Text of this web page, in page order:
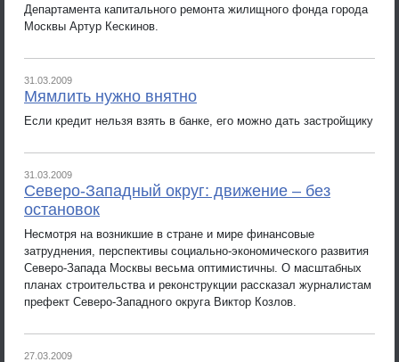
Департамента капитального ремонта жилищного фонда города
Москвы Артур Кескинов.
31.03.2009
Мямлить нужно внятно
Если кредит нельзя взять в банке, его можно дать застройщику
31.03.2009
Северо-Западный округ: движение – без
остановок
Несмотря на возникшие в стране и мире финансовые
затруднения, перспективы социально-экономического развития
Северо-Запада Москвы весьма оптимистичны. О масштабных
планах строительства и реконструкции рассказал журналистам
префект Северо-Западного округа Виктор Козлов.
27.03.2009